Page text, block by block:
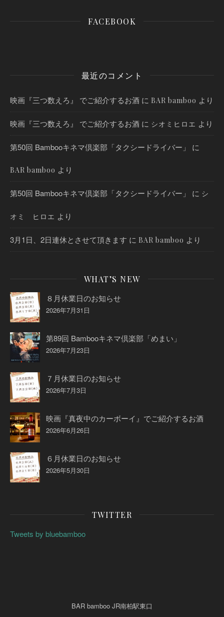
FACEBOOK
最近のコメント
映画『三つ数えろ』 でご紹介するお酒 に BAR bamboo より
映画『三つ数えろ』 でご紹介するお酒 に シオミヒロエ より
第50回 Bambooキネマ倶楽部「タクシードライバー」 に
BAR bamboo より
第50回 Bambooキネマ倶楽部「タクシードライバー」 に シ
オミ ヒロエ より
3月1日、2日連休とさせて頂きます に BAR bamboo より
WHAT’S NEW
８月休業日のお知らせ
2026年7月31日
第89回 Bambooキネマ倶楽部「めまい」
2026年7月23日
７月休業日のお知らせ
2026年7月3日
映画『真夜中のカーボーイ』でご紹介するお酒
2026年6月26日
６月休業日のお知らせ
2026年5月30日
TWITTER
Tweets by bluebamboo
BAR bamboo JR南柏駅東口